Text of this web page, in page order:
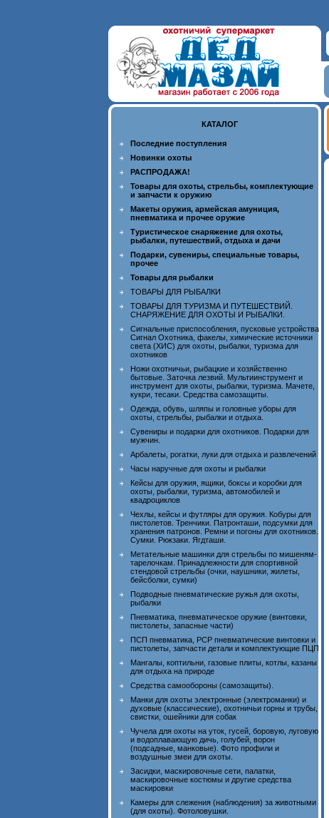
КАТАЛОГ
Последние поступления
Новинки охоты
РАСПРОДАЖА!
Товары для охоты, стрельбы, комплектующие
и запчасти к оружию
Макеты оружия, армейская амуниция,
пневматика и прочее оружие
Туристическое снаряжение для охоты,
рыбалки, путешествий, отдыха и дачи
Подарки, сувениры, специальные товары,
прочее
Товары для рыбалки
ТОВАРЫ ДЛЯ РЫБАЛКИ
ТОВАРЫ ДЛЯ ТУРИЗМА И ПУТЕШЕСТВИЙ.
СНАРЯЖЕНИЕ ДЛЯ ОХОТЫ И РЫБАЛКИ.
Сигнальные приспособления, пусковые устройства
Сигнал Охотника, факелы, химические источники
света (ХИС) для охоты, рыбалки, туризма для
охотников
Ножи охотничьи, рыбацкие и хозяйственно
бытовые. Заточка лезвий. Мультиинструмент и
инструмент для охоты, рыбалки, туризма. Мачете,
кукри, тесаки. Средства самозащиты.
Одежда, обувь, шляпы и головные уборы для
охоты, стрельбы, рыбалки и отдыха.
Сувениры и подарки для охотников. Подарки для
мужчин.
Арбалеты, рогатки, луки для отдыха и развлечений
Часы наручные для охоты и рыбалки
Кейсы для оружия, ящики, боксы и коробки для
охоты, рыбалки, туризма, автомобилей и
квадроциклов
Чехлы, кейсы и футляры для оружия. Кобуры для
пистолетов. Тренчики. Патронташи, подсумки для
хранения патронов. Ремни и погоны для охотников.
Сумки. Рюкзаки. Ягдташи.
Метательные машинки для стрельбы по мишеням-
тарелочкам. Принадлежности для спортивной
стендовой стрельбы (очки, наушники, жилеты,
бейсболки, сумки)
Подводные пневматические ружья для охоты,
рыбалки
Пневматика, пневматическое оружие (винтовки,
пистолеты, запасные части)
ПСП пневматика, PCP пневматические винтовки и
пистолеты, запчасти детали и комплектующие ПЦП
Мангалы, коптильни, газовые плиты, котлы, казаны
для отдыха на природе
Средства самообороны (самозащиты).
Манки для охоты электронные (электроманки) и
духовые (классические), охотничьи горны и трубы,
свистки, ошейники для собак
Чучела для охоты на уток, гусей, боровую, луговую
и водоплавающую дичь, голубей, ворон
(подсадные, манковые). Фото профили и
воздушные змеи для охоты.
Засидки, маскировочные сети, палатки,
маскировочные костюмы и другие средства
маскировки
Камеры для слежения (наблюдения) за животными
(для охоты). Фотоловушки.